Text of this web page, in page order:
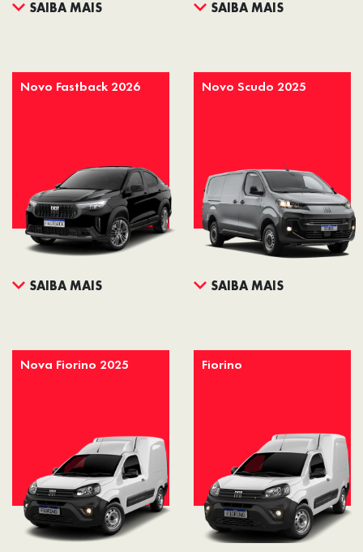
SAIBA MAIS SAIBA MAIS
Novo Fastback 2026
SAIBA MAIS
Novo Scudo 2025
SAIBA MAIS
Nova Fiorino 2025 Fiorino